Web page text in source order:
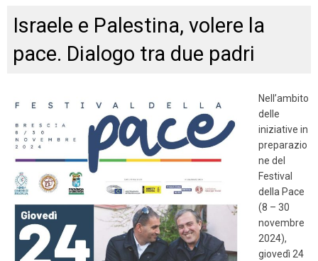
Israele e Palestina, volere la
pace. Dialogo tra due padri
Nell’ambito
delle
iniziative in
preparazio
ne del
Festival
della Pace
(8 – 30
novembre
2024),
giovedì 24